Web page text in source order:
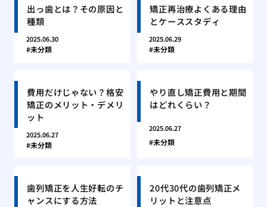
出っ歯とは？その原因と
種類
2025.06.30
未分類
矯正再治療よくある理由
とケーススタディ
2025.06.29
未分類
費用だけじゃない？格安
矯正のメリット・デメリ
ット
2025.06.27
未分類
やり直し矯正費用と期間
はどれくらい？
2025.06.27
未分類
歯列矯正を人生好転のチ
ャンスにする方法
20代30代の歯列矯正メ
リットと注意点